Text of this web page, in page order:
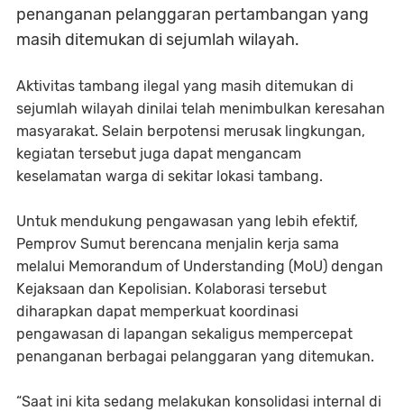
penanganan pelanggaran pertambangan yang
masih ditemukan di sejumlah wilayah.
Aktivitas tambang ilegal yang masih ditemukan di
sejumlah wilayah dinilai telah menimbulkan keresahan
masyarakat. Selain berpotensi merusak lingkungan,
kegiatan tersebut juga dapat mengancam
keselamatan warga di sekitar lokasi tambang.
Untuk mendukung pengawasan yang lebih efektif,
Pemprov Sumut berencana menjalin kerja sama
melalui Memorandum of Understanding (MoU) dengan
Kejaksaan dan Kepolisian. Kolaborasi tersebut
diharapkan dapat memperkuat koordinasi
pengawasan di lapangan sekaligus mempercepat
penanganan berbagai pelanggaran yang ditemukan.
“Saat ini kita sedang melakukan konsolidasi internal di